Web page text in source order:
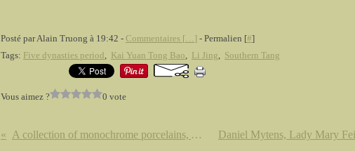
Posté par Alain Truong à 19:42 - Commentaires [… ] - Permalien [#]
Tags: Five dynasties period, Kai Yuan Tong Bao, Li Jing, Southern Tang
Vous aimez ? 0 vote
A collection of monochrome porcelains, Yongzheng, Qianlong and Tongzhi marks